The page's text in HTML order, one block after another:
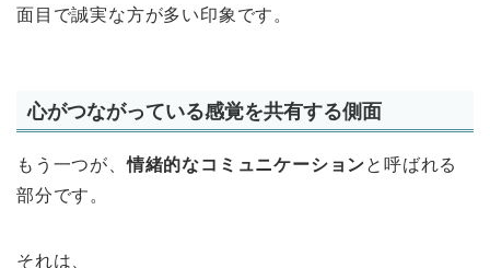
面目で誠実な方が多い印象です。
心がつながっている感覚を共有する側面
もう一つが、情緒的なコミュニケーションと呼ばれる
部分です。
それは、